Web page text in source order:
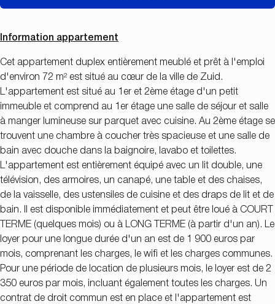
Information appartement
Cet appartement duplex entièrement meublé et prêt à l'emploi
d'environ 72 m² est situé au cœur de la ville de Zuid.
L'appartement est situé au 1er et 2ème étage d'un petit
immeuble et comprend au 1er étage une salle de séjour et salle
à manger lumineuse sur parquet avec cuisine. Au 2ème étage se
trouvent une chambre à coucher très spacieuse et une salle de
bain avec douche dans la baignoire, lavabo et toilettes.
L'appartement est entièrement équipé avec un lit double, une
télévision, des armoires, un canapé, une table et des chaises,
de la vaisselle, des ustensiles de cuisine et des draps de lit et de
bain. Il est disponible immédiatement et peut être loué à COURT
TERME (quelques mois) ou à LONG TERME (à partir d'un an). Le
loyer pour une longue durée d'un an est de 1 900 euros par
mois, comprenant les charges, le wifi et les charges communes.
Pour une période de location de plusieurs mois, le loyer est de 2
350 euros par mois, incluant également toutes les charges. Un
contrat de droit commun est en place et l'appartement est